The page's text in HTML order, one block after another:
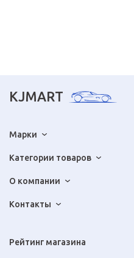
KJMART
Марки
Категории товаров
О компании
Контакты
Рейтинг магазина